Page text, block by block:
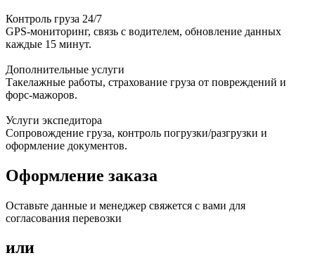
Контроль груза 24/7
GPS-мониторинг, связь с водителем, обновление данных
каждые 15 минут.
Дополнительные услуги
Такелажные работы, страхование груза от повреждений и
форс-мажоров.
Услуги экспедитора
Сопровождение груза, контроль погрузки/разгрузки и
оформление документов.
Оформление заказа
Оставьте данные и менеджер свяжется с вами для
согласования перевозки
или